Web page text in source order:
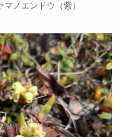
ノエンドウ（紫）